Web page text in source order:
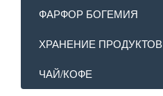
ФАРФОР БОГЕМИЯ
ХРАНЕНИЕ ПРОДУКТОВ
ЧАЙ/КОФЕ